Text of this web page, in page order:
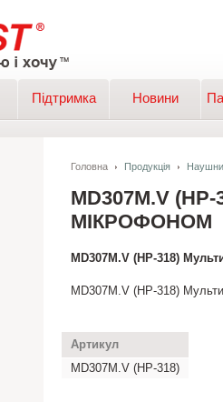
Підтримка Новини
Головна Продукція
MD307M.V
МІКРОФОНОМ
MD307M.V (HP-318)
MD307M.V (HP-318)
Артикул
MD307M.V (HP-318)